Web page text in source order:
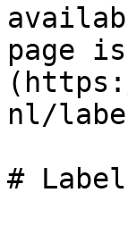
page
nl/
#